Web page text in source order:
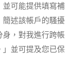
可能提供填寫補
述該帳戶的騷擾
，對我進行跨帳
並可提及您已保